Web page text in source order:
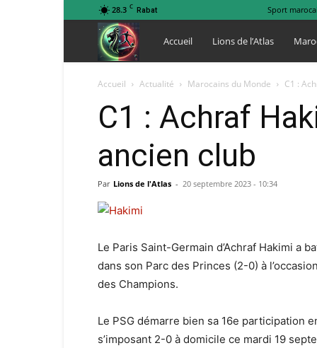
28.3 C Rabat Sport
Lions
de
Atlas
Accueil Lions de l’Atlas
Accueil Actualité Marocains du Monde C1 :
C1 : Achraf
ancien club
Par Lions de l'Atlas - 20 septembre 2023 - 10:34
Le Paris Saint-Germain d’Achraf Hakimi a
dans son Parc des Princes (2-0) à
des Champions.
Le PSG démarre bien sa 16e participation
s’imposant 2-0 à domicile ce mardi 19